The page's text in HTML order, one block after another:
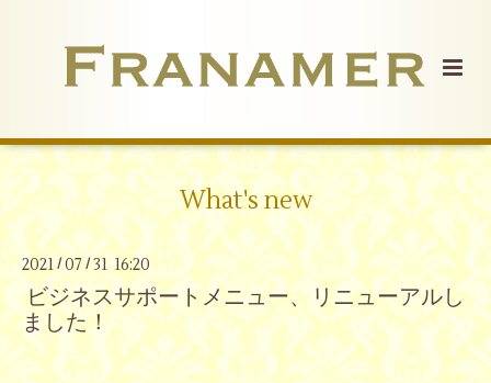
What's new
2021/07 /31 16:20
ビジネスサポートメニュー、リニューアルし
ました！